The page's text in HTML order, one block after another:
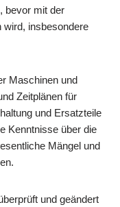
bevor mit der
wird, insbesondere
Maschinen und
Zeitplänen für
und Ersatzteile
Kenntnisse über die
Mängel und
und geändert